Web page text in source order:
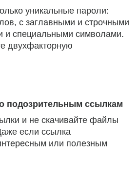
уникальные пароли:
с заглавными и строчными
и специальными символами.
двухфакторную
подозрительным ссылкам
и не скачивайте файлы
если ссылка
или полезным